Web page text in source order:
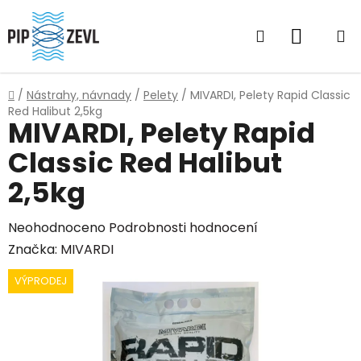
Přejít
na
obsah
Hledat
Domů
/ Nástrahy, návnady / Pelety / MIVARDI, Pelety Rapid Classic
Red Halibut 2,5kg
MIVARDI, Pelety Rapid
Classic Red Halibut
2,5kg
Průměrné
hodnocení
produktu
je
Neohodnoceno Podrobnosti hodnocení
Značka: MIVARDI
VÝPRODEJ